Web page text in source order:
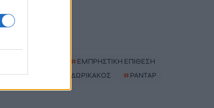
#ΕΜΠΡΗΣΤΙΚΗ ΕΠΙΘΕΣΗ
#
ΤΑΚΗΣ ΘΕΟΔΩΡΙΚΑΚΟΣ #ΡΑΝΤΑΡ